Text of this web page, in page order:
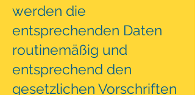
werden die
entsprechenden Daten
routinemäßig und
entsprechend den
gesetzlichen Vorschriften